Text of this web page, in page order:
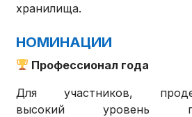
хранилища.
НОМИНАЦИИ
Профессионал года
Для участников,
высокий уровень